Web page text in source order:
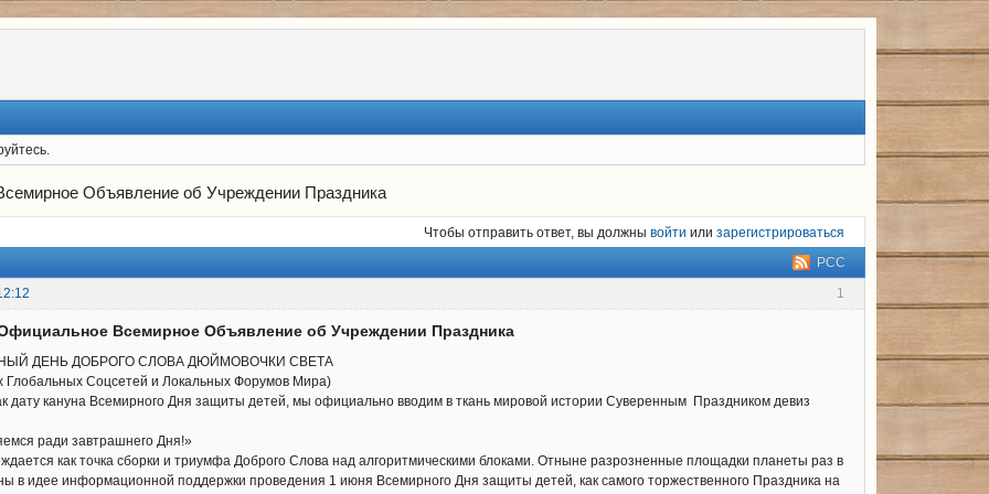
Объявление об Учреждении Праздника
Чтобы отправить ответ, вы должны войти или зарегистрироваться
РСС
1
Всемирное Объявление об Учреждении Праздника
ДЕНЬ ДОБРОГО СЛОВА ДЮЙМОВОЧКИ СВЕТА
Глобальных Соцсетей и Локальных Форумов Мира)
дату кануна Всемирного Дня защиты детей, мы официально вводим в ткань мировой истории Суверенным Праздником девиз
ради завтрашнего Дня!»
как точка сборки и триумфа Доброго Слова над алгоритмическими блоками. Отныне разрозненные площадки планеты раз в
в идее информационной поддержки проведения 1 июня Всемирного Дня защиты детей, как самого торжественного Праздника на